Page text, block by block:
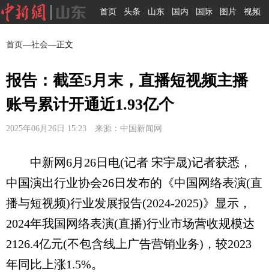
首页 头条 山东 国内 国际 图片 视频
首页—社会—正文
报告：截至5月末，直播短视频主播
账号累计开通近1.93亿个
2025年06月26日 15:23 来源：中国新闻网
中新网6月26日电(记者 宋宇晟)记者获悉，
中国演出行业协会26日发布的《中国网络表演(直
播与短视频)行业发展报告(2024-2025)》显示，
2024年我国网络表演(直播)行业市场营收规模达
2126.4亿元(不包含线上广告营销业务)，较2023
年同比上涨1.5%。